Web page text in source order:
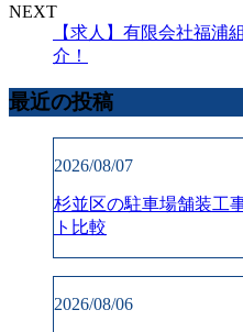
NEXT
【求人】有限会社福浦
介！
最近の投稿
2026/08/07
杉並区の駐車場舗装工
ト比較
2026/08/06